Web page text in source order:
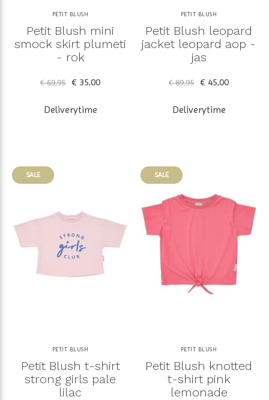
PETIT BLUSH
Petit Blush mini
smock skirt plumeti
- rok
€ 69,95 € 35,00
Deliverytime
PETIT BLUSH
Petit Blush leopard
jacket leopard aop -
jas
€ 89,95 € 45,00
Deliverytime
SALE
PETIT BLUSH
Petit Blush t-shirt
strong girls pale
lilac
SALE
PETIT BLUSH
Petit Blush knotted
t-shirt pink
lemonade